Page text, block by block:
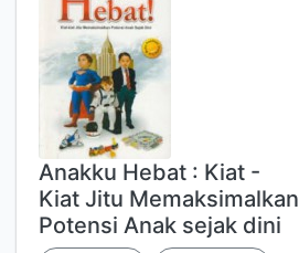
Anakku Hebat : Kiat -
Kiat Jitu Memaksimalkan
Potensi Anak sejak dini